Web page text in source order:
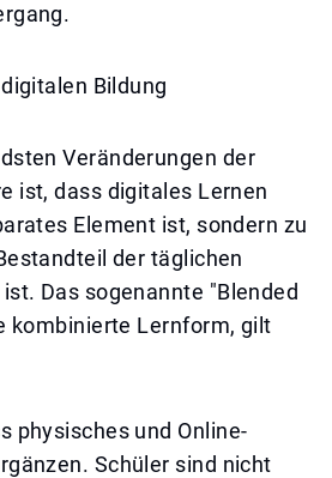
Bildung
Veränderungen der
ist, dass digitales Lernen
Element ist, sondern zu
der täglichen
Das sogenannte "Blended
kombinierte Lernform, gilt
physisches und Online-
Schüler sind nicht